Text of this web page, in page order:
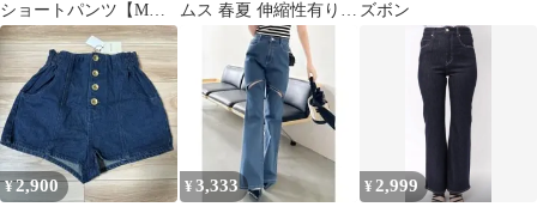
ショートパンツ【M】
ベージュ チェック柄 短
パン
ムス 春夏 伸縮性有り
フリー 綿100% 完売品
ズボン
¥ 2,900 ¥ 3,333 ¥2,999